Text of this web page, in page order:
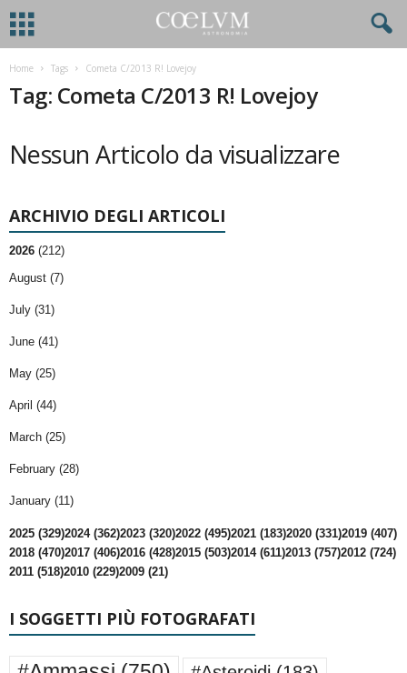
Home Tags Cometa C/2013 R! Lovejoy
Tag: Cometa C/2013 R! Lovejoy
Nessun Articolo da visualizzare
ARCHIVIO DEGLI ARTICOLI
2026 (212)
August (7)
July (31)
June (41)
May (25)
April (44)
March (25)
February (28)
January (11)
2025 (329)2024 (362)2023 (320)2022 (495)2021 (183)2020 (331)2019 (407)
2018 (470)2017 (406)2016 (428)2015 (503)2014 (611)2013 (757)2012 (724)
2011 (518)2010 (229)2009 (21)
I SOGGETTI PIÙ FOTOGRAFATI